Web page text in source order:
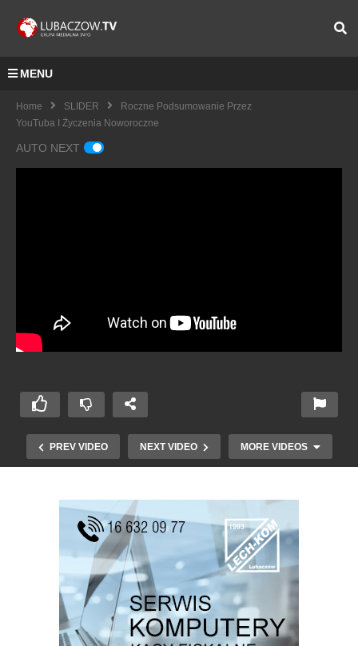
MENU
Home SLIDER
Roczne Podsumowanie Przez
YouTuba I Życzenia Noworoczne
AUTO NEXT
PREV VIDEO NEXT VIDEO MORE VIDEOS